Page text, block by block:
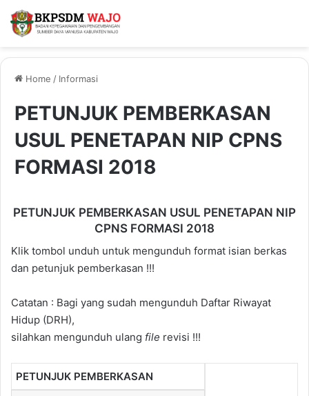
Home / Informasi
PETUNJUK PEMBERKASAN
USUL PENETAPAN NIP CPNS
FORMASI 2018
PETUNJUK PEMBERKASAN USUL PENETAPAN NIP
CPNS FORMASI 2018
Klik tombol unduh untuk mengunduh format isian berkas
dan petunjuk pemberkasan !!!
Catatan : Bagi yang sudah mengunduh Daftar Riwayat
Hidup (DRH),
silahkan mengunduh ulang file revisi !!!
PETUNJUK PEMBERKASAN